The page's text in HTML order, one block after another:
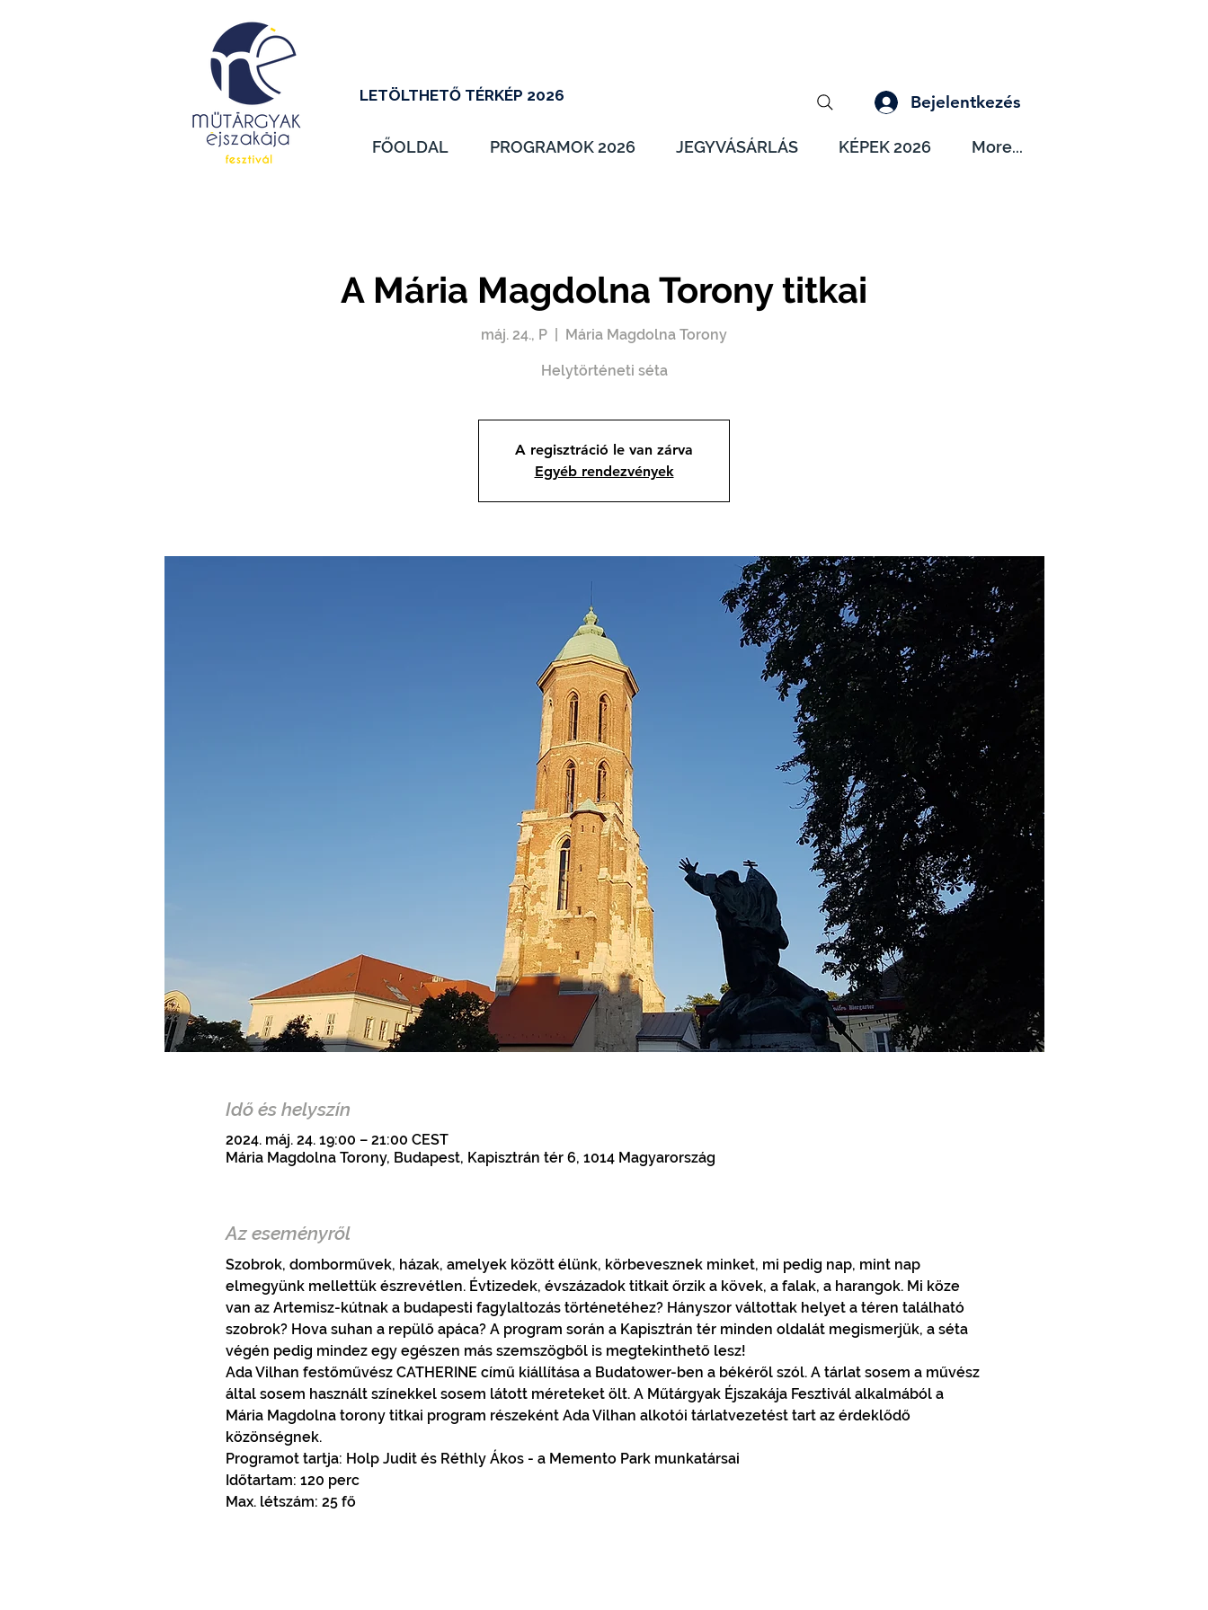
Bejelentkezés
LETÖLTHETŐ TÉRKÉP 2026
FŐOLDAL PROGRAMOK 2026 JEGYVÁSÁRLÁS KÉPEK 2026 More...
A Mária Magdolna Torony titkai
máj. 24., P Mária Magdolna Torony
Helytörténeti séta
A regisztráció le van zárva
Egyéb rendezvények
Idő és helyszín
2024. máj. 24. 19:00 – 21:00 CEST
Mária Magdolna Torony, Budapest, Kapisztrán tér 6, 1014 Magyarország
Az eseményről
Szobrok, domborművek, házak, amelyek között élünk, körbevesznek minket, mi pedig nap, mint nap
elmegyünk mellettük észrevétlen. Évtizedek, évszázadok titkait őrzik a kövek, a falak, a harangok. Mi köze
van az Artemisz-kútnak a budapesti fagylaltozás történetéhez? Hányszor váltottak helyet a téren található
szobrok? Hova suhan a repülő apáca? A program során a Kapisztrán tér minden oldalát megismerjük, a séta
végén pedig mindez egy egészen más szemszögből is megtekinthető lesz!
Ada Vilhan festőművész CATHERINE című kiállítása a Budatower-ben a békéről szól. A tárlat sosem a művész
által sosem használt színekkel sosem látott méreteket ölt. A Műtárgyak Éjszakája Fesztivál alkalmából a
Mária Magdolna torony titkai program részeként Ada Vilhan alkotói tárlatvezetést tart az érdeklődő
közönségnek.
Programot tartja: Holp Judit és Réthly Ákos - a Memento Park munkatársai
Időtartam: 120 perc
Max. létszám: 25 fő